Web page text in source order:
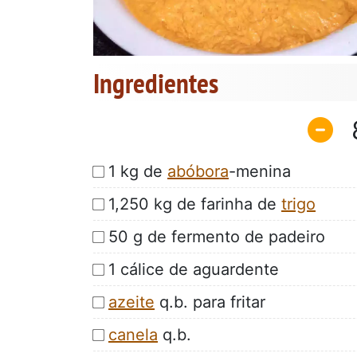
Ingredientes
1 kg de abóbora-menina
1,250 kg de farinha de trigo
50 g de fermento de padeiro
1 cálice de aguardente
azeite q.b. para fritar
canela q.b.